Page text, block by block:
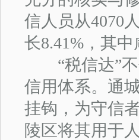
信人员从4070
长8.41%，其
“税信达”不
信用体系。通
挂钩，为守信
陵区将其用于